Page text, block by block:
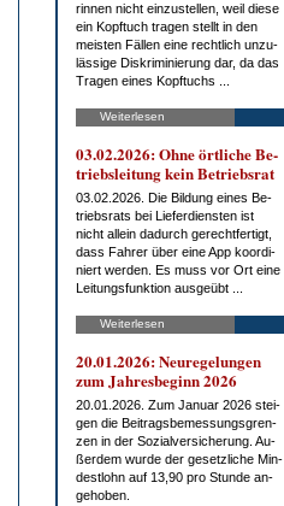
rin­nen nicht ein­zu­stel­len, weil die­se
ein Kopf­tuch tra­gen stellt in den
meis­ten Fäl­len ei­ne recht­lich un­zu­
läs­si­ge Dis­kri­mi­nie­rung dar, da das
Tra­gen ei­nes Kopf­tuchs ...
Weiterlesen
03.02.2026: Oh­ne ört­li­che Be­
triebs­lei­tung kein Be­triebs­rat
03.02.2026. Die Bil­dung ei­nes Be­
triebs­rats bei Lie­fer­diens­ten ist
nicht al­lein da­durch ge­recht­fer­tigt,
dass Fah­rer über ei­ne App ko­or­di­
niert wer­den. Es muss vor Ort ei­ne
Lei­tungs­funk­ti­on aus­ge­übt ...
Weiterlesen
20.01.2026: Neu­re­ge­lun­gen
zum Jah­res­be­ginn 2026
20.01.2026. Zum Ja­nu­ar 2026 stei­
gen die Bei­trags­be­mes­sungs­gren­
zen in der So­zi­al­ver­si­che­rung. Au­
ßer­dem wur­de der ge­setz­li­che Min­
dest­lohn auf 13,90 pro St­un­de an­
ge­ho­ben.